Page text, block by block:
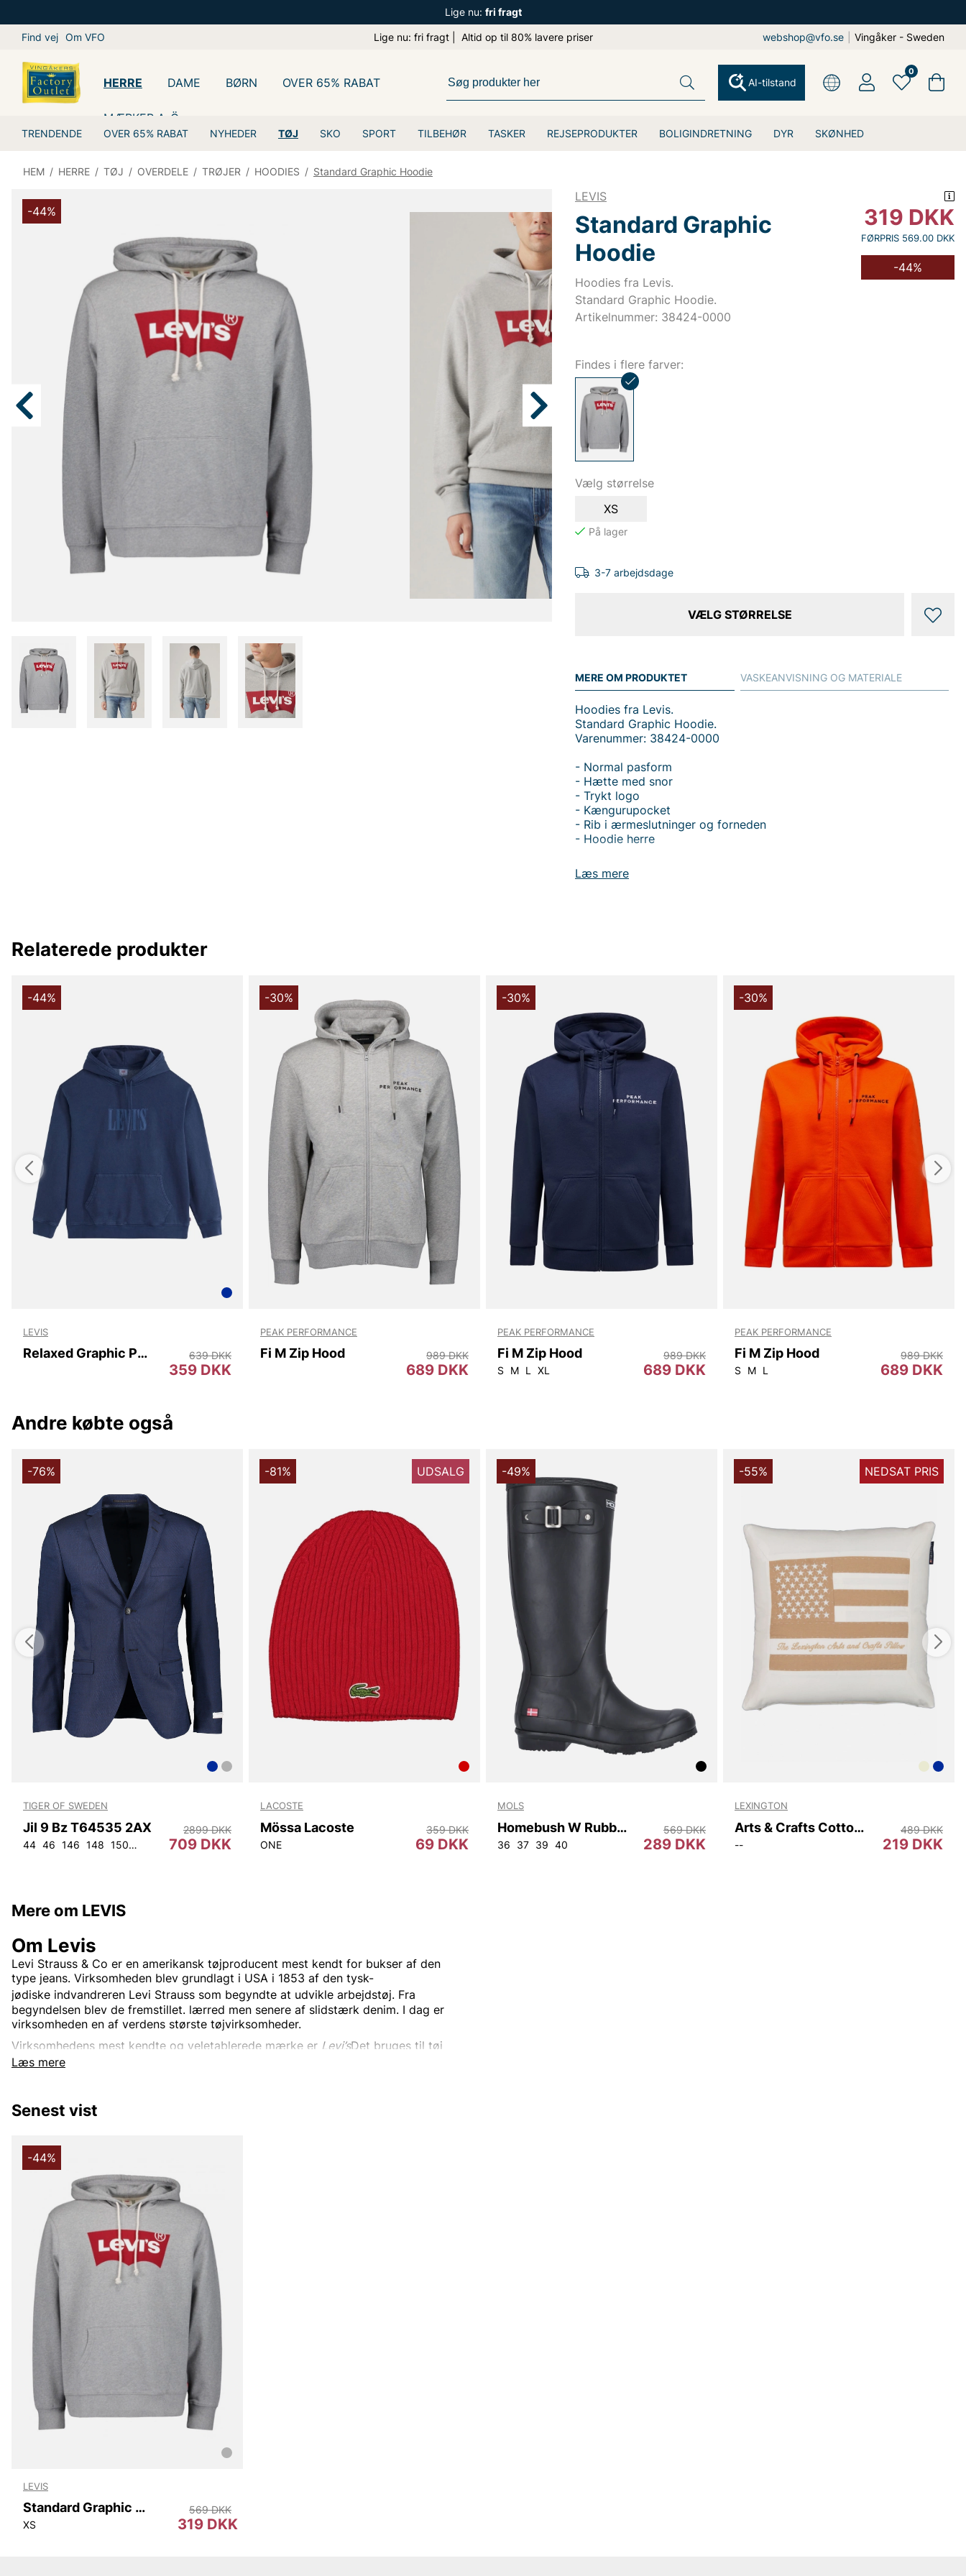
Lige nu: fri fragt
Find vej Om VFO Lige nu: fri fragt | Altid op til 80% lavere priser webshop@vfo.se Vingåker - Sweden
HERRE
TRENDENDE OVER 65% RABAT NYHEDER TØJ SKO SPORT TILBEHØR TASKER REJSEPRODUKTER BOLIGINDRETNING DYR SKØNHED
DAME BØRN OVER 65% RABAT
MÆRKER A-Ö
AI-tilstand
0
HEM / HERRE / TØJ / OVERDELE / TRØJER / HOODIES / Standard Graphic Hoodie
-44%
LEVIS
Standard Graphic
Hoodie
Hoodies fra Levis.
Standard Graphic Hoodie.
Artikelnummer: 38424-0000
319 DKK
FØRPRIS 569.00 DKK
-44%
Findes i flere farver:
Vælg størrelse
XS
3-7 arbejdsdage
VÆLG STØRRELSE
MERE OM PRODUKTET
Læs mere
Hoodies fra Levis.
Standard Graphic Hoodie.
Varenummer: 38424-0000
- Normal pasform
- Hætte med snor
- Trykt logo
- Kængurupocket
- Rib i ærmeslutninger og forneden
- Hoodie herre
Opdag Standard Graphic Hoodie fra Levis - en enkel, stilren hoodie i
normal pasform, der passer til de fleste hverdags situationer. Hætten
Fremstillet i høj kvalitets bomuld, hvor ydersiden består af 100%
bomuld, og ærmfodret består af 98% bomuld og 2% elastan, hvilket
giver blødhed, slidstyrke og lidt ekstra bevægelsesfrihed. Denne
kombination af materialer giver en komfortabel hverdagshoodie, der
føles naturlig mod huden og samtidig bevarer formen. Levis’ hoodie i
normal pasform er et oplagt valg, hvis du søger en tidløs og
letanvendelig trøje, der fungerer lige godt til jeans som til et
sportligere look - et pålideligt stykke tøj, der forener komfort, design
og funktion uden at gå på kompromis.
Tak fordi du handler i vores webshop. Besøg os også i vores butik i
Læs mere på www.vfo.se
VASKEANVISNING OG MATERIALE
Relaterede produkter
-44%
LEVIS
Relaxed Graphic Po Ssnl
359 DKK
639 DKK
-30%
PEAK PERFORMANCE
Fi M Zip Hood
689 DKK
989 DKK
-30%
PEAK PERFORMANCE
Fi M Zip Hood
S M L XL 689 DKK
989 DKK
-30%
PEAK PERFORMANCE
Fi M Zip Hood
S M L 689 DKK
989 DKK
Andre købte også
-76%
TIGER OF SWEDEN
Jil 9 Bz T64535 2AX
44 46 146 148 150 152 92 96 100 104 108
709 DKK
2899 DKK
-81% UDSALG
LACOSTE
Mössa Lacoste
ONE 69 DKK
359 DKK
-49%
MOLS
Homebush W Rubber Boot
36 37 39 40 289 DKK
569 DKK
-55% NEDSAT PRIS
LEXINGTON
Arts & Crafts Cotton Twill Pillow Cover
-- 219 DKK
489 DKK
Mere om LEVIS
Læs mere
Om Levis
Levi Strauss & Co er en amerikansk tøjproducent mest kendt for bukser af den
type jeans. Virksomheden blev grundlagt i USA i 1853 af den tysk-
jødiske indvandreren Levi Strauss som begyndte at udvikle arbejdstøj. Fra
begyndelsen blev de fremstillet. lærred men senere af slidstærk denim. I dag er
virksomheden en af verdens største tøjvirksomheder.
Virksomhedens mest kendte og veletablerede mærke er Levi’sDet bruges til tøj
verden rundt. Oprindeligt var Levi's kun et produktnavn på de
blevet en stor klassiker verden over.
Andre populære mærker:
Björn Borg
Replay
Oscar Jacobson
Senest vist
-44%
LEVIS
Standard Graphic Hoodie
XS 319 DKK
569 DKK